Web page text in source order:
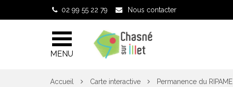
02 99 55 22 79 Nous contacter
MENU
Accueil Carte interactive Permanence du RIPAME